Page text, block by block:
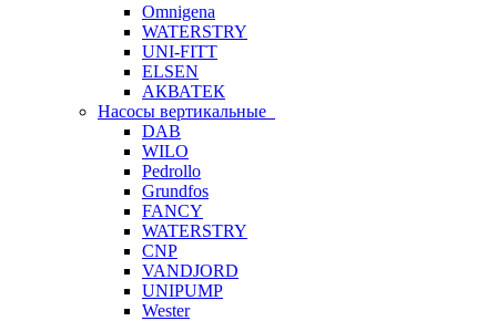
Omnigena
WATERSTRY
UNI-FITT
ELSEN
АКВАТЕК
Насосы вертикальные
DAB
WILO
Pedrollo
Grundfos
FANCY
WATERSTRY
CNP
VANDJORD
UNIPUMP
Wester